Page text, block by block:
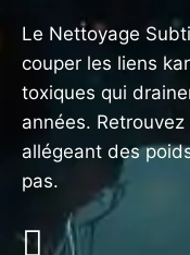
Le Nettoyage
couper les liens
toxiques qui
années.
allégeant des
pas.